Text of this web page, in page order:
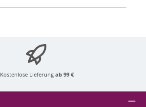
Kostenlose Lieferung ab 99 €